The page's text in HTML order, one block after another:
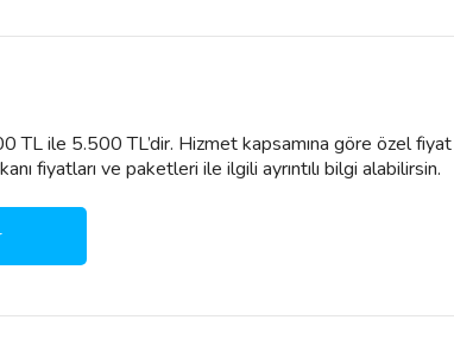
TL ile 5.500 TL’dir. Hizmet kapsamına göre özel fiyat
fiyatları ve paketleri ile ilgili ayrıntılı bilgi alabilirsin.